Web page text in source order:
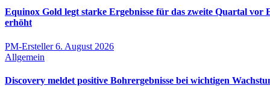
Equinox Gold legt starke Ergebnisse für das zweite Quartal
erhöht
PM-Ersteller6. August 2026
Allgemein
Discovery meldet positive Bohrergebnisse bei wichtigen